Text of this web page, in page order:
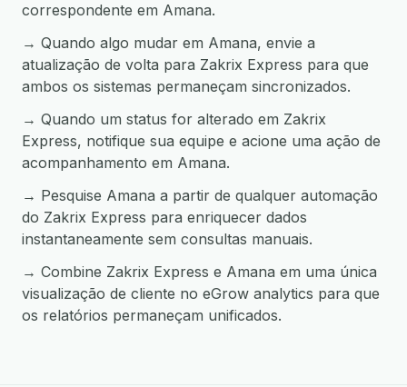
correspondente em Amana.
→ Quando algo mudar em Amana, envie a
atualização de volta para Zakrix Express para que
ambos os sistemas permaneçam sincronizados.
→ Quando um status for alterado em Zakrix
Express, notifique sua equipe e acione uma ação de
acompanhamento em Amana.
→ Pesquise Amana a partir de qualquer automação
do Zakrix Express para enriquecer dados
instantaneamente sem consultas manuais.
→ Combine Zakrix Express e Amana em uma única
visualização de cliente no eGrow analytics para que
os relatórios permaneçam unificados.